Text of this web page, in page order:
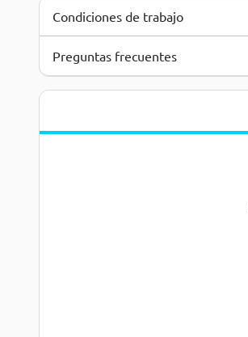
Condiciones de trabajo
Preguntas frecuentes